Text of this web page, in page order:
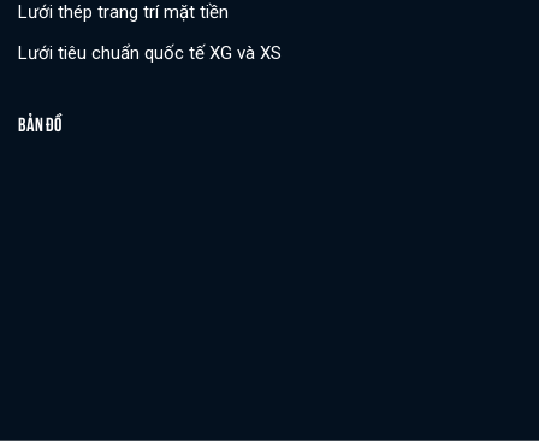
Lưới thép trang trí mặt tiền
Lưới tiêu chuẩn quốc tế XG và XS
BẢN ĐỒ